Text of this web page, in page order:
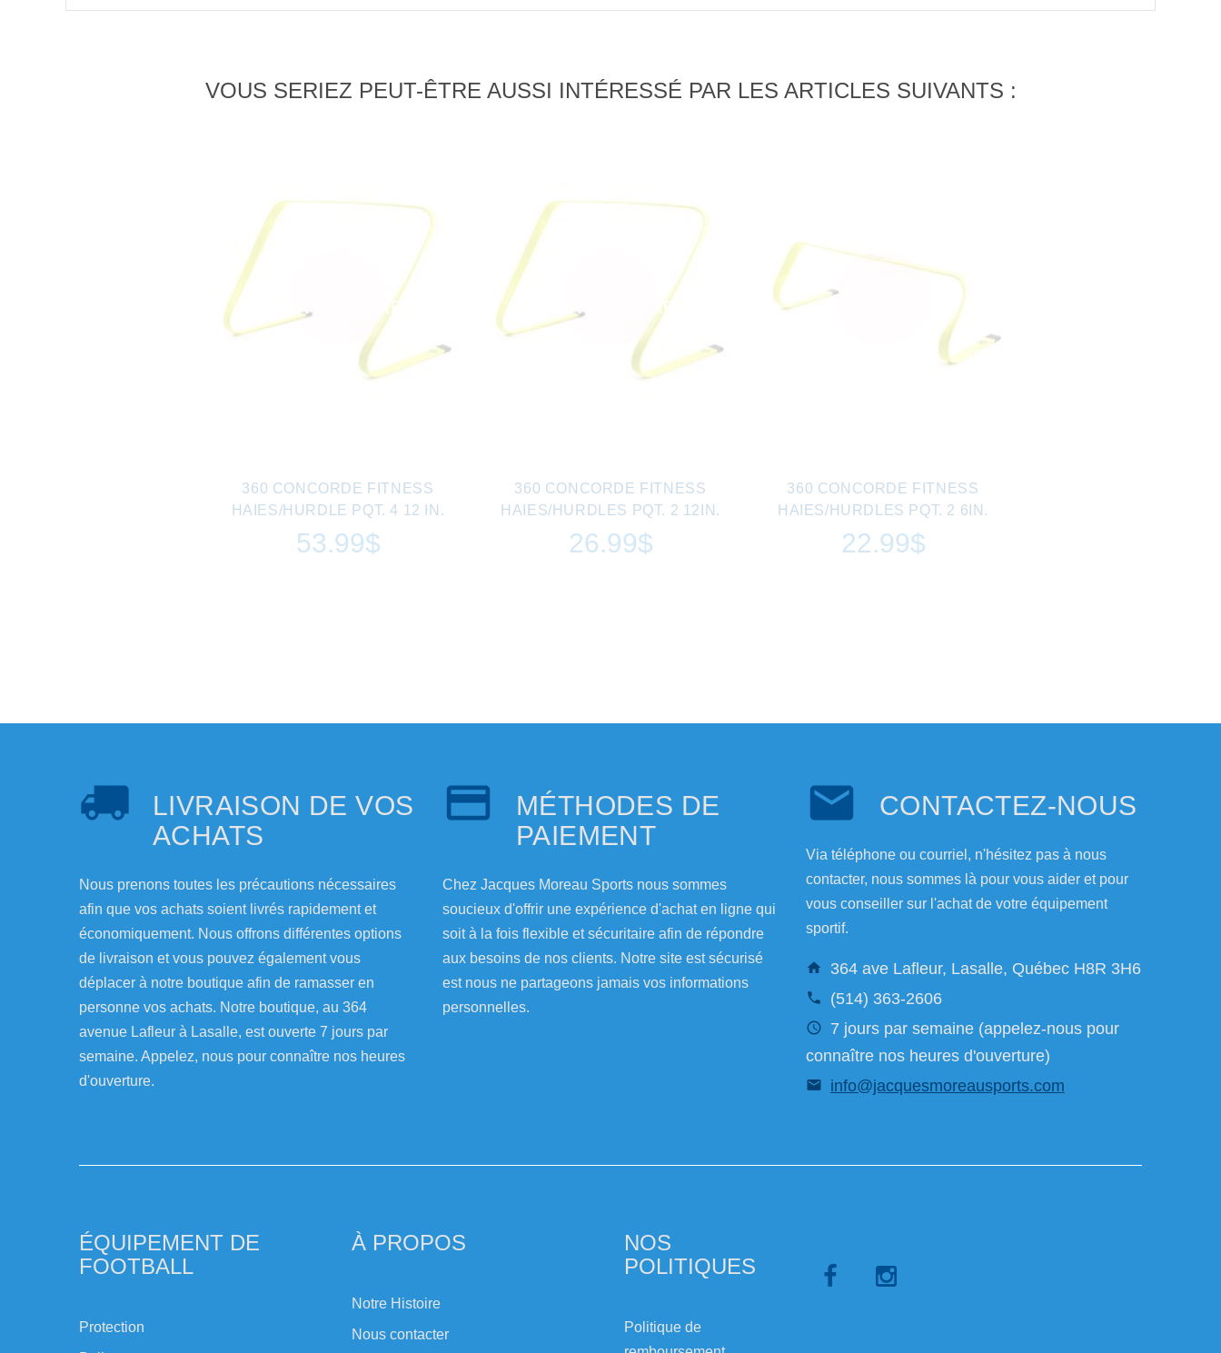
VOUS SERIEZ PEUT-ÊTRE AUSSI INTÉRESSÉ PAR LES ARTICLES SUIVANTS :
INVENTAIRE
360 CONCORDE FITNESS
HAIES/HURDLE PQT. 4 12 IN.
53.99$
INVENTAIRE
360 CONCORDE FITNESS
HAIES/HURDLES PQT. 2 12IN.
26.99$
360 CONCORDE FITNESS
HAIES/HURDLES PQT. 2 6IN.
22.99$
LIVRAISON DE VOS
ACHATS
Nous prenons toutes les précautions nécessaires
afin que vos achats soient livrés rapidement et
économiquement. Nous offrons différentes options
de livraison et vous pouvez également vous
déplacer à notre boutique afin de ramasser en
personne vos achats. Notre boutique, au 364
avenue Lafleur à Lasalle, est ouverte 7 jours par
semaine. Appelez, nous pour connaître nos heures
d'ouverture.
MÉTHODES DE
PAIEMENT
Chez Jacques Moreau Sports nous sommes
soucieux d'offrir une expérience d'achat en ligne qui
soit à la fois flexible et sécuritaire afin de répondre
aux besoins de nos clients. Notre site est sécurisé
est nous ne partageons jamais vos informations
personnelles.
CONTACTEZ-NOUS
Via téléphone ou courriel, n'hésitez pas à nous
contacter, nous sommes là pour vous aider et pour
vous conseiller sur l'achat de votre équipement
sportif.
364 ave Lafleur, Lasalle, Québec H8R 3H6
(514) 363-2606
7 jours par semaine (appelez-nous pour
connaître nos heures d'ouverture)
info@jacquesmoreausports.com
ÉQUIPEMENT DE
FOOTBALL
Protection
À PROPOS
Notre Histoire
Nous contacter
NOS
POLITIQUES
Politique de